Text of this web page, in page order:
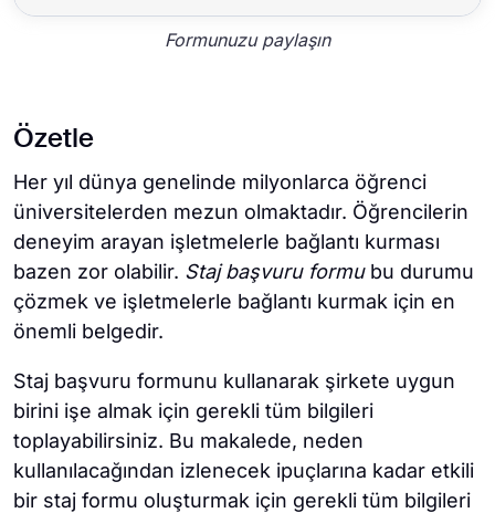
Formunuzu paylaşın
Özetle
Her yıl dünya genelinde milyonlarca öğrenci
üniversitelerden mezun olmaktadır. Öğrencilerin
deneyim arayan işletmelerle bağlantı kurması
bazen zor olabilir. Staj başvuru formu bu durumu
çözmek ve işletmelerle bağlantı kurmak için en
önemli belgedir.
Staj başvuru formunu kullanarak şirkete uygun
birini işe almak için gerekli tüm bilgileri
toplayabilirsiniz. Bu makalede, neden
kullanılacağından izlenecek ipuçlarına kadar etkili
bir staj formu oluşturmak için gerekli tüm bilgileri